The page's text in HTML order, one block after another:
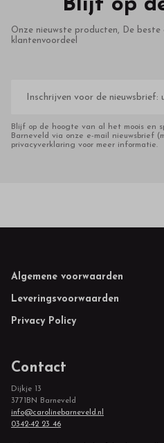
Blijf op
Onze nieuwste producten, De
klantenvoordeel
mailadres
Blijf op de hoogte van al het moois en
Barneveld via onze e-mail nieuwsbrief
privacyverklaring voor meer informatie.
Footer
Algemene voorwaarden
Leveringsvoorwaarden
Privacy Policy
Contact
Dijkje 13
3771BN Barneveld
info@carolinebarneveld.nl
0342-42 23 46